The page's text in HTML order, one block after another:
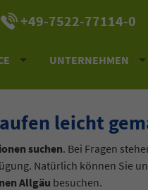
+49-7522-77114-0
UNTERNEHMEN
leicht
suchen. Bei Fragen
Natürlich können Sie
Allgäu besuchen.